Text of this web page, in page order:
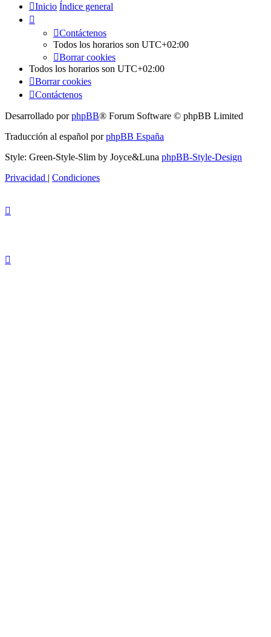
Inicio Índice general
Contáctenos
Todos los horarios son UTC+02:00
Borrar cookies
Todos los horarios son UTC+02:00
Borrar cookies
Contáctenos
Desarrollado porphpBB® Forum Software © phpBB Limited
Traducción al español porphpBB España
Style: Green-Style-Slim by Joyce&Luna phpBB-Style-Design
Privacidad | Condiciones